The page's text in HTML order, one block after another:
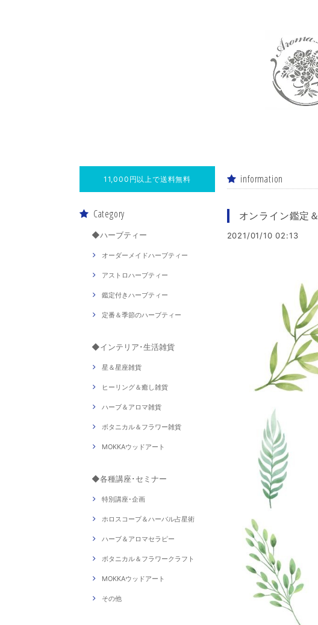
11,000円以上で送料無料
Category
◆ハーブティー
オーダーメイドハーブティー
アストロハーブティー
鑑定付きハーブティー
定番＆季節のハーブティー
◆インテリア･生活雑貨
星＆星座雑貨
ヒーリング＆癒し雑貨
ハーブ＆アロマ雑貨
ボタニカル＆フラワー雑貨
MOKKAウッドアート
◆各種講座･セミナー
特別講座･企画
ホロスコープ＆ハーバル占星術
ハーブ＆アロマセラピー
ボタニカル＆フラワークラフト
MOKKAウッドアート
その他
information
オンライン鑑定
2021/01/10 02:13